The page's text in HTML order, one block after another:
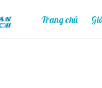
Trang chủ